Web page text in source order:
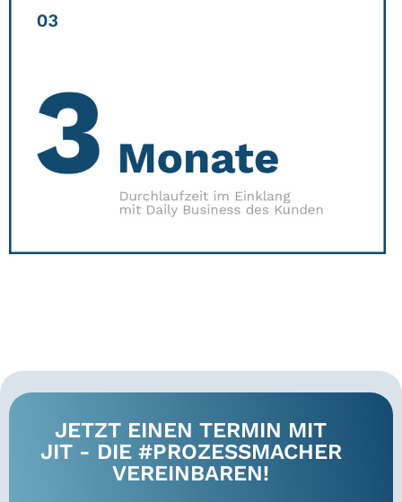
JETZT EINEN TERMIN MIT
JIT - DIE #PROZESSMACHER
VEREINBAREN!